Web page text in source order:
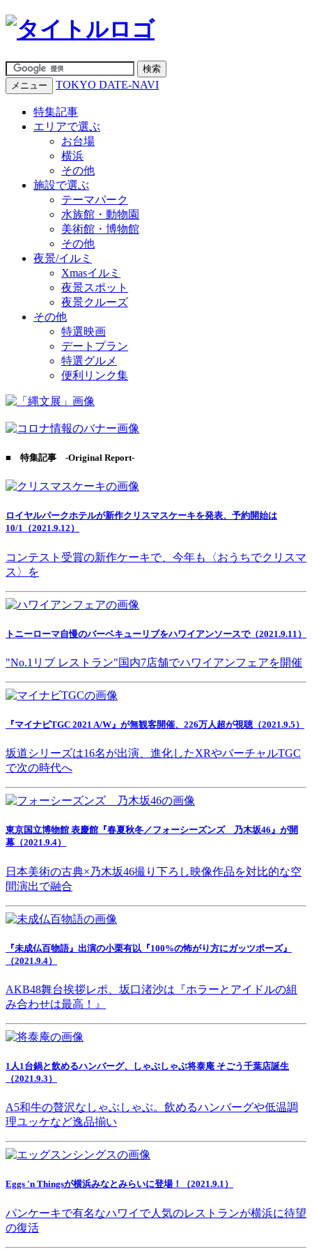
メニュー TOKYO DATE-NAVI
特集記事
エリアで選ぶ
お台場
横浜
その他
施設で選ぶ
テーマパーク
水族館・動物園
美術館・博物館
その他
夜景/イルミ
Xmasイルミ
夜景スポット
夜景クルーズ
その他
特選映画
デートプラン
特選グルメ
便利リンク集
■ 特集記事 -Original Report-
ロイヤルパークホテルが新作クリスマスケーキを発表、予約開始は
10/1（2021.9.12）
コンテスト受賞の新作ケーキで、今年も〈おうちでクリスマ
ス〉を
トニーローマ自慢のバーベキューリブをハワイアンソースで（2021.9.11）
"No.1リブ レストラン"国内7店舗でハワイアンフェアを開催
『マイナビTGC 2021 A/W』が無観客開催、226万人超が視聴（2021.9.5）
坂道シリーズは16名が出演、進化したXRやバーチャルTGC
で次の時代へ
東京国立博物館 表慶館『春夏秋冬／フォーシーズンズ 乃木坂46』が開
幕（2021.9.4）
日本美術の古典×乃木坂46撮り下ろし映像作品を対比的な空
間演出で融合
『未成仏百物語』出演の小栗有以『100%の怖がり方にガッツポーズ』
（2021.9.4）
AKB48舞台挨拶レポ、坂口渚沙は『ホラーとアイドルの組
み合わせは最高！』
1人1台鍋と飲めるハンバーグ、しゃぶしゃぶ将泰庵 そごう千葉店誕生
（2021.9.3）
A5和牛の贅沢なしゃぶしゃぶ。飲めるハンバーグや低温調
理ユッケなど逸品揃い
Eggs 'n Thingsが横浜みなとみらいに登場！（2021.9.1）
パンケーキで有名なハワイで人気のレストランが横浜に待望
の復活